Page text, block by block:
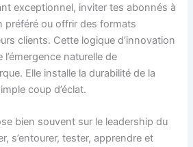
exceptionnel, inviter tes abonnés à
préféré ou offrir des formats
clients. Cette logique d’innovation
naturelle de
Elle installe la durabilité de la
coup d’éclat.
bien souvent sur le leadership du
s’entourer, tester, apprendre et